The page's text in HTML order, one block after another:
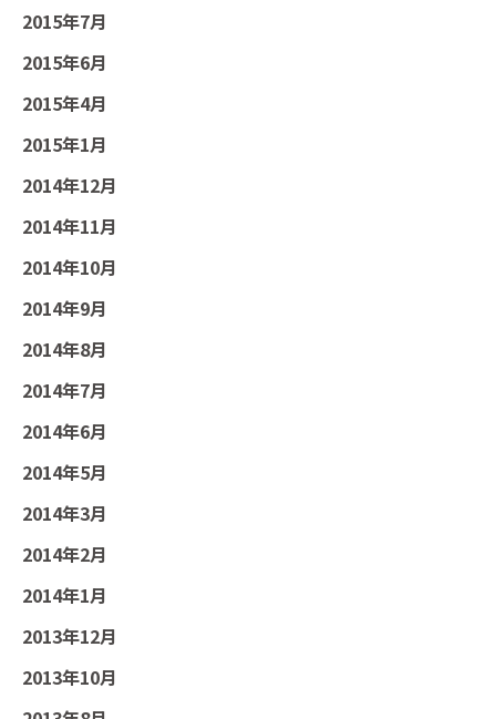
2015年7月
2015年6月
2015年4月
2015年1月
2014年12月
2014年11月
2014年10月
2014年9月
2014年8月
2014年7月
2014年6月
2014年5月
2014年3月
2014年2月
2014年1月
2013年12月
2013年10月